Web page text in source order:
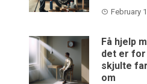
February
Få hjelp
det er for
skjulte
om